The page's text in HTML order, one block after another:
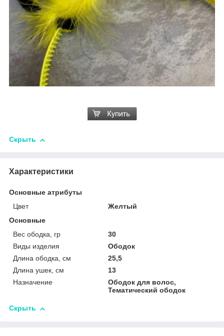
Скрыть
Характеристики
Основные атрибуты
Цвет
Желтый
Основные
Вес ободка, гр
30
Виды изделия
Ободок
Длина ободка, см
25,5
Длина ушек, см
13
Назначение
Ободок для волос,
Тематический ободок
Скрыть